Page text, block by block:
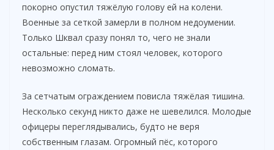
V
i
d
e
покорно опустил тяжёлую голову ей на колени.
Военные за сеткой замерли в полном недоумении.
Только Шквал сразу понял то, чего не знали
остальные: перед ним стоял человек, которого
невозможно сломать.
За сетчатым ограждением повисла тяжёлая тишина.
Несколько секунд никто даже не шевелился. Молодые
офицеры переглядывались, будто не веря
собственным глазам. Огромный пёс, которого